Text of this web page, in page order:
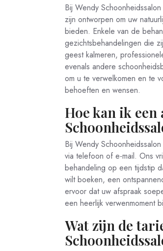
Bij Wendy
zijn ontworpen om uw
bieden. Enkele van de
gezichtsbehandelingen die
geest kalmeren,
evenals andere
om u te verwelkomen en te
behoeften en wensen.
Hoe kan ik een
Bij Wendy
via telefoon of e-mail. Ons
behandeling op een tijdstip
wilt boeken, een
ervoor dat uw afspraak
een heerlijk verwenmoment
Wat zijn de